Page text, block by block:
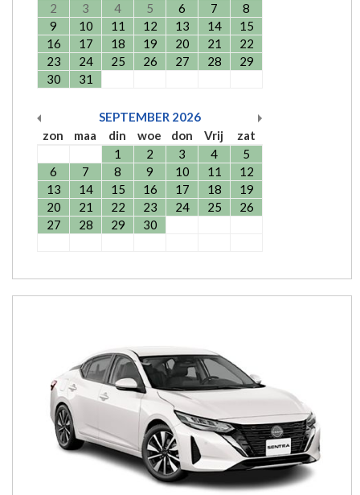
2
3 4 5 6 7
8
9
10 11 12 13 14
15
16
17 18 19 20 21
22
23
24 25 26 27 28
29
30
31
SEPTEMBER 2026
zon
maa din woe don Vrij
zat
1
2 3 4
5
6
7 8 9 10 11
12
13
14 15 16 17 18
19
20
21 22 23 24 25
26
27
28 29 30